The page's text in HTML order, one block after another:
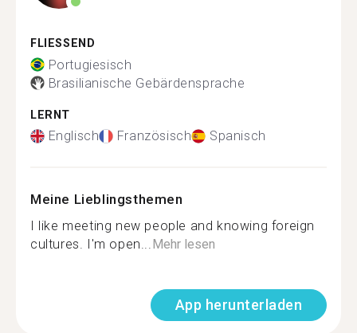
FLIESSEND
Portugiesisch
Brasilianische Gebärdensprache
LERNT
Englisch Französisch Spanisch
Meine Lieblingsthemen
I like meeting new people and knowing foreign
cultures. I'm open...Mehr lesen
App herunterladen